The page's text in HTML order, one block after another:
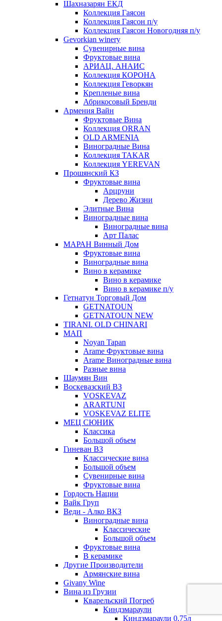
Шахназарян ЕКД
Коллекция Гаясон
Коллекция Гаясон п/у
Коллекция Гаясон Новогодняя п/у
Gevorkian winery
Сувенирные вина
Фруктовые вина
АРИАЦ. АНАИС
Коллекция КОРОНА
Коллекция Геворкян
Крепленые вина
Абрикосовый Бренди
Армения Вайн
Фруктовые Вина
Коллекция ORRAN
OLD ARMENIA
Виноградные Вина
Коллекция TAKAR
Коллекция YEREVAN
Прошянский КЗ
Фруктовые вина
Арцруни
Дерево Жизни
Элитные Вина
Виноградные вина
Виноградные вина
Арт Палас
МАРАН Винный Дом
Фруктовые вина
Виноградные вина
Вино в керамике
Вино в керамике
Вино в керамике п/у
Гетнатун Торговый Дом
GETNATOUN
GETNATOUN NEW
TIRANI. OLD CHINARI
МАП
Noyan Tapan
Arame Фруктовые вина
Arame Виноградные вина
Разные вина
Шаумян Вин
Воскевазский ВЗ
VOSKEVAZ
ARARTUNI
VOSKEVAZ ELITE
МЕЦ СЮНИК
Классика
Большой объем
Гиневан ВЗ
Классические вина
Большой объем
Сувенирные вина
Фруктовые вина
Гордость Нации
Вайк Груп
Веди - Алко ВКЗ
Виноградные вина
Классические
Большой объем
Фруктовые вина
В керамике
Другие Производители
Армянские вина
Givany Wine
Вина из Грузии
Кварельский Погреб
Киндзмараули
Киндзмараули 0,75л